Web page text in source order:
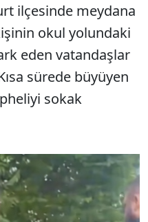
ilçesinde meydana
okul yolundaki
eden vatandaşlar
sürede büyüyen
sokak